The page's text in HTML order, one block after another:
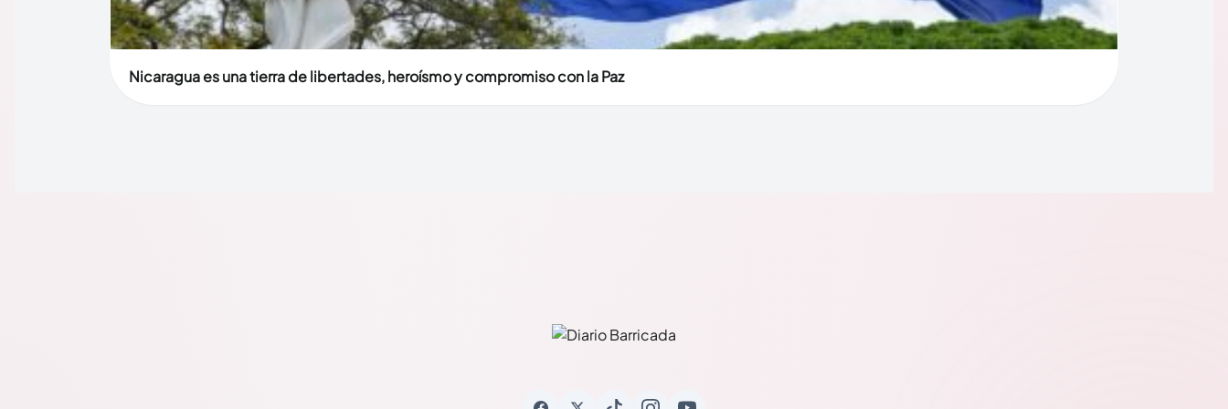
Nicaragua es una tierra de libertades, heroísmo y compromiso con la Paz